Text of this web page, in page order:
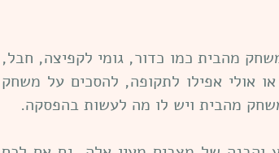
מהבית כמו כדור, גומי לקפיצה, חבל,
אולי אפילו לתקופה, להסכים על משחק
מהבית ויש לו מה לעשות בהפסקה.